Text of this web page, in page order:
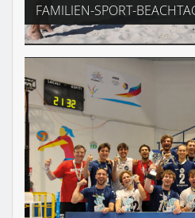
FAMILIEN-SPORT-